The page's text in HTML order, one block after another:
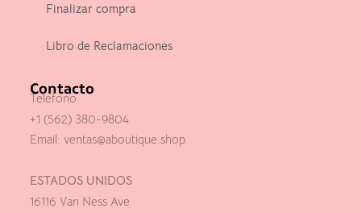
Finalizar compra
Libro de Reclamaciones
Contacto
Telefono
+1 (562) 380-9804
Email: ventas@aboutique.shop
ESTADOS UNIDOS
16116 Van Ness Ave